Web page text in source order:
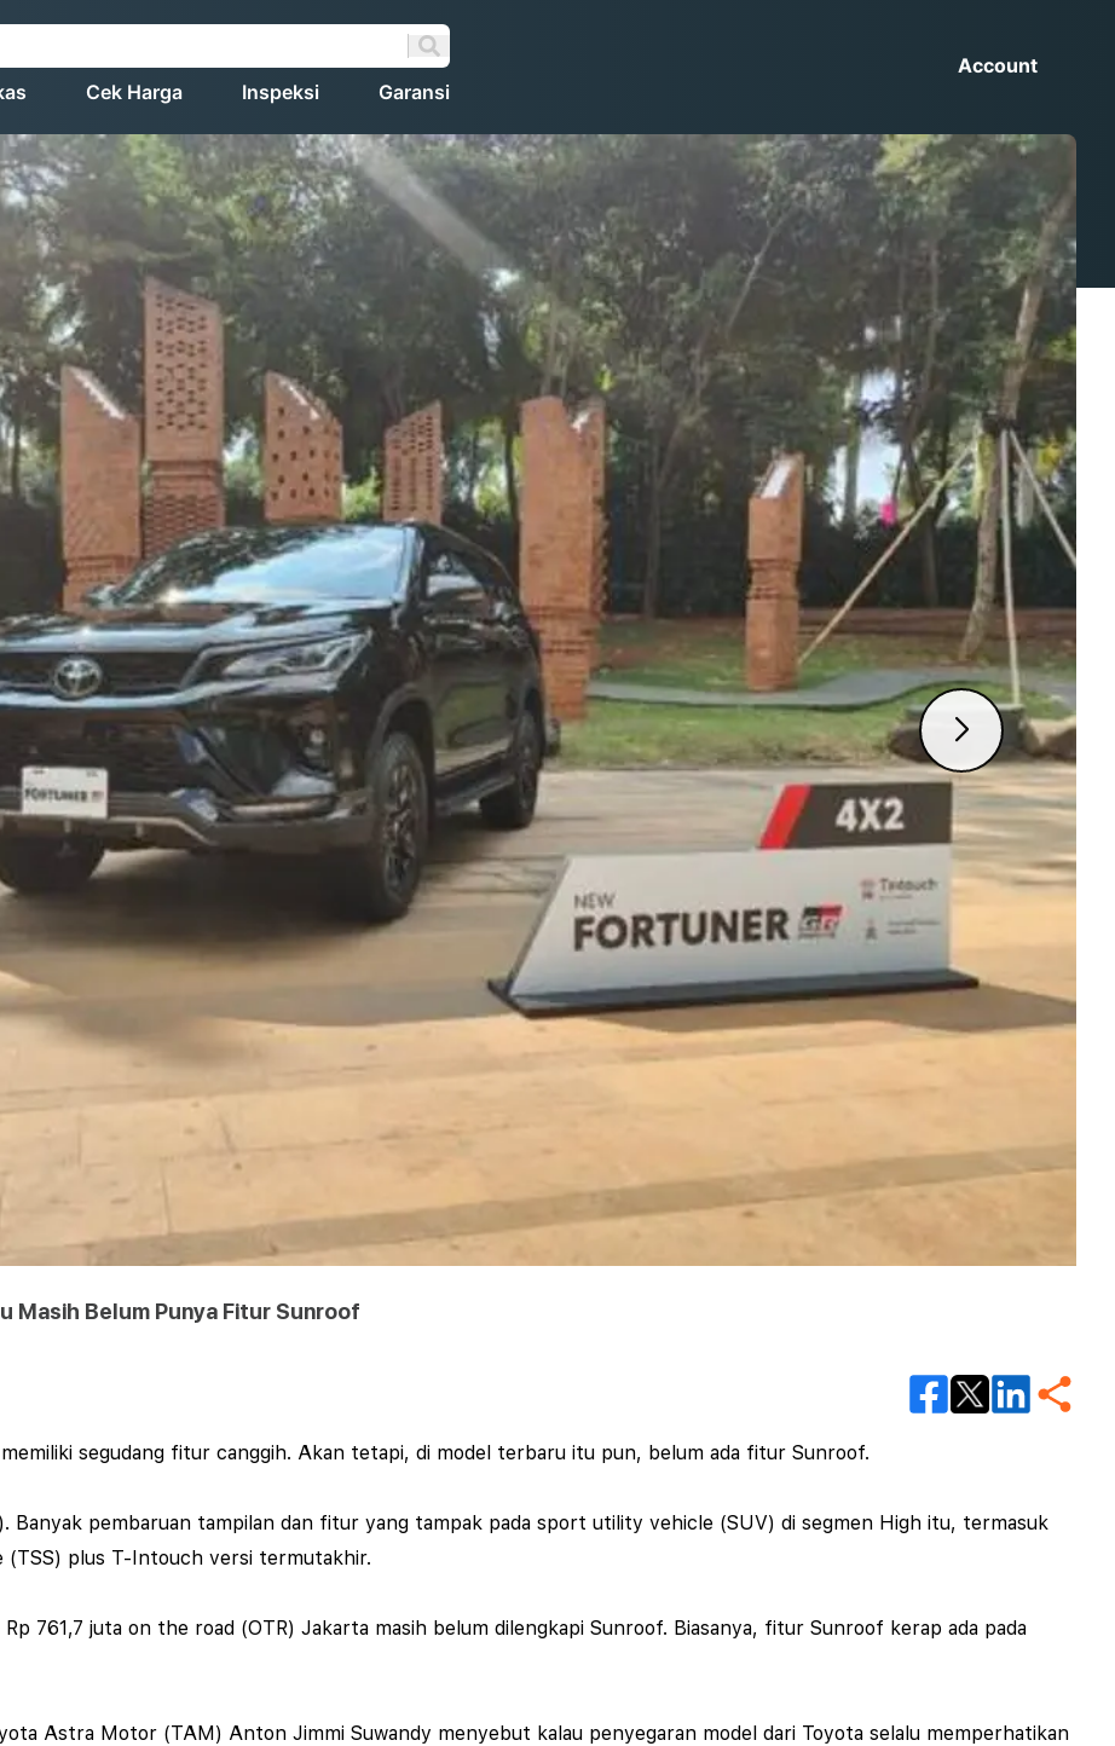
Cek Harga Inspeksi Garansi
Account
Masih Belum Punya Fitur Sunroof
segudang fitur canggih. Akan tetapi, di model terbaru itu pun, belum ada fitur Sunroof.
pembaruan tampilan dan fitur yang tampak pada sport utility vehicle (SUV) di segmen High itu, termasuk
(TSS) plus T-Intouch versi termutakhir.
761,7 juta on the road (OTR) Jakarta masih belum dilengkapi Sunroof. Biasanya, fitur Sunroof kerap ada pada
Astra Motor (TAM) Anton Jimmi Suwandy menyebut kalau penyegaran model dari Toyota selalu memperhatikan